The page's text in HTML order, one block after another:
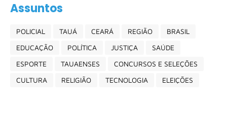
Assuntos
POLICIAL TAUÁ CEARÁ REGIÃO
BRASIL
EDUCAÇÃO
POLÍTICA JUSTIÇA
SAÚDE
ESPORTE
TAUAENSES
CONCURSOS E SELEÇÕES
CULTURA
RELIGIÃO TECNOLOGIA ELEIÇÕES